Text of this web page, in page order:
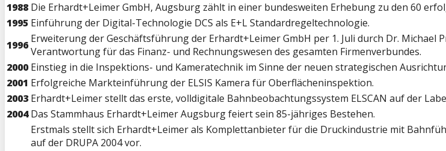
1988 Die Erhardt+Leimer GmbH, Augsburg zählt in einer bundesweiten Erhebung zu den 60
1995 Einführung der Digital-Technologie DCS als E+L Standardregeltechnologie.
1996 Erweiterung der Geschäftsführung der Erhardt+Leimer GmbH per 1. Juli durch Dr.
Verantwortung für das Finanz- und Rechnungswesen des gesamten Firmenverbundes.
2000 Einstieg in die Inspektions- und Kameratechnik im Sinne der neuen strategischen
2001 Erfolgreiche Markteinführung der ELSIS Kamera für Oberflächeninspektion.
2003 Erhardt+Leimer stellt das erste, volldigitale Bahnbeobachtungssystem ELSCAN auf der
2004 Das Stammhaus Erhardt+Leimer Augsburg feiert sein 85-jähriges Bestehen.
Erstmals stellt sich Erhardt+Leimer als Komplettanbieter für die Druckindustrie mit
auf der DRUPA 2004 vor.